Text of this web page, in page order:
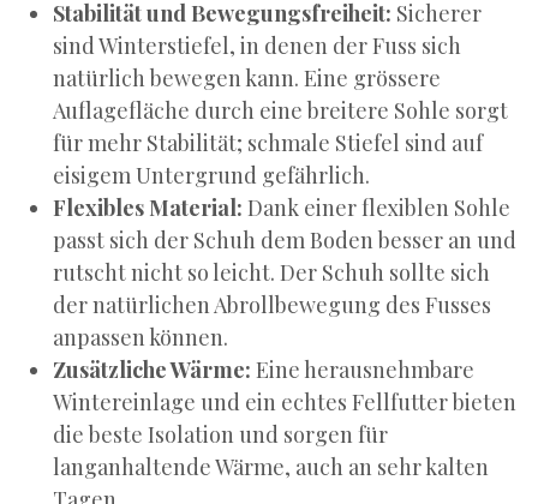
Stabilität und Bewegungsfreiheit: Sicherer
sind Winterstiefel, in denen der Fuss sich
natürlich bewegen kann. Eine grössere
Auflagefläche durch eine breitere Sohle sorgt
für mehr Stabilität; schmale Stiefel sind auf
eisigem Untergrund gefährlich.
Flexibles Material: Dank einer flexiblen Sohle
passt sich der Schuh dem Boden besser an und
rutscht nicht so leicht. Der Schuh sollte sich
der natürlichen Abrollbewegung des Fusses
anpassen können.
Zusätzliche Wärme: Eine herausnehmbare
Wintereinlage und ein echtes Fellfutter bieten
die beste Isolation und sorgen für
langanhaltende Wärme, auch an sehr kalten